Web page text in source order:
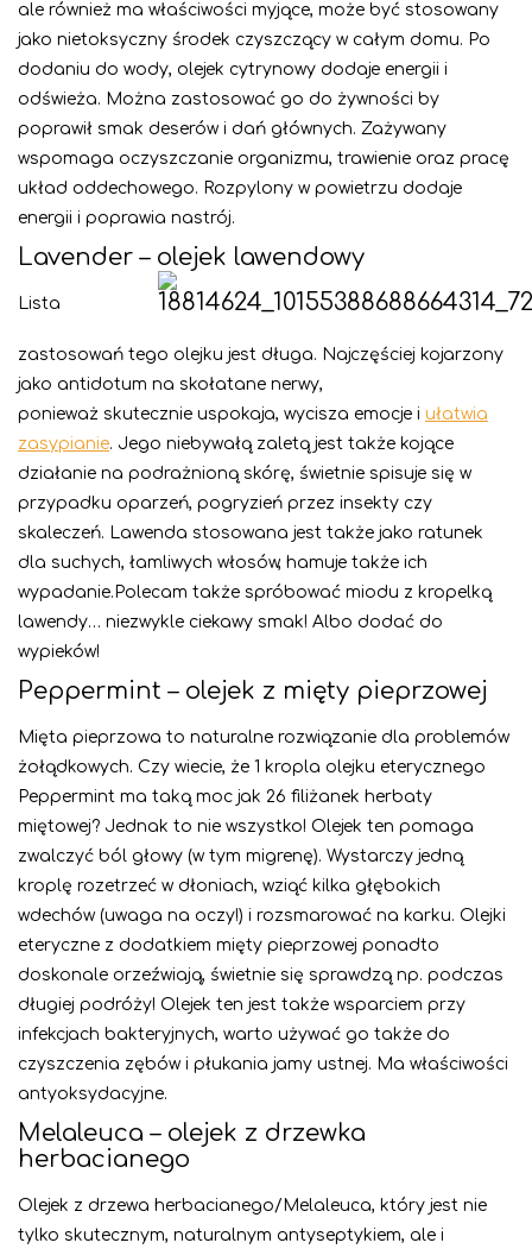
ale również ma właściwości myjące, może być stosowany
jako nietoksyczny środek czyszczący w całym domu. Po
dodaniu do wody, olejek cytrynowy dodaje energii i
odświeża. Można zastosować go do żywności by
poprawił smak deserów i dań głównych. Zażywany
wspomaga oczyszczanie organizmu, trawienie oraz pracę
układ oddechowego. Rozpylony w powietrzu dodaje
energii i poprawia nastrój.
Lavender – olejek lawendowy
Lista
zastosowań tego olejku jest długa. Najczęściej kojarzony
jako antidotum na skołatane nerwy,
ponieważ skutecznie uspokaja, wycisza emocje i ułatwia
zasypianie. Jego niebywałą zaletą jest także kojące
działanie na podrażnioną skórę, świetnie spisuje się w
przypadku oparzeń, pogryzień przez insekty czy
skaleczeń. Lawenda stosowana jest także jako ratunek
dla suchych, łamliwych włosów, hamuje także ich
wypadanie.Polecam także spróbować miodu z kropelką
lawendy… niezwykle ciekawy smak! Albo dodać do
wypieków!
Peppermint – olejek z mięty pieprzowej
Mięta pieprzowa to naturalne rozwiązanie dla problemów
żołądkowych. Czy wiecie, że 1 kropla olejku eterycznego
Peppermint ma taką moc jak 26 filiżanek herbaty
miętowej? Jednak to nie wszystko! Olejek ten pomaga
zwalczyć ból głowy (w tym migrenę). Wystarczy jedną
kroplę rozetrzeć w dłoniach, wziąć kilka głębokich
wdechów (uwaga na oczy!) i rozsmarować na karku. Olejki
eteryczne z dodatkiem mięty pieprzowej ponadto
doskonale orzeźwiają, świetnie się sprawdzą np. podczas
długiej podróży! Olejek ten jest także wsparciem przy
infekcjach bakteryjnych, warto używać go także do
czyszczenia zębów i płukania jamy ustnej. Ma właściwości
antyoksydacyjne.
Melaleuca – olejek z drzewka
herbacianego
Olejek z drzewa herbacianego/Melaleuca, który jest nie
tylko skutecznym, naturalnym antyseptykiem, ale i